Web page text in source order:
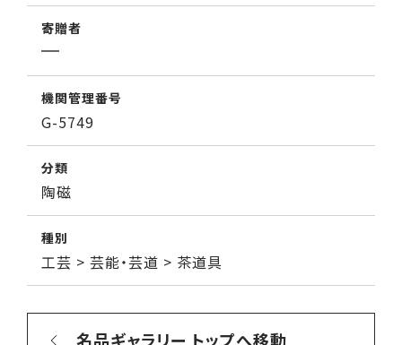
寄贈者
機関管理番号
G-5749
分類
陶磁
種別
工芸 > 芸能・芸道 > 茶道具
名品ギャラリー トップへ移動